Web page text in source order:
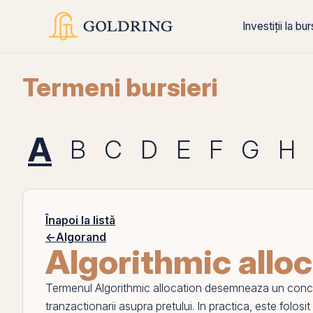
Investiții la
Termeni bursieri
A B C D E F G H
Înapoi la listă
←Algorand
Algorithmic
Termenul Algorithmic allocation desemneaza un
tranzactionarii asupra pretului. In practica, este